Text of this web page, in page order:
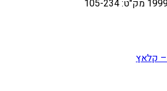
קלאץ